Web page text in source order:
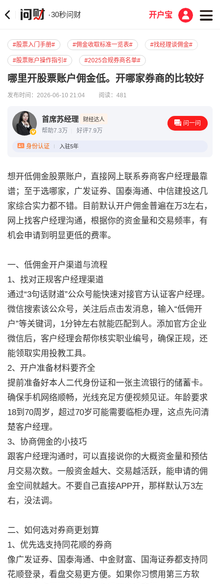
·30秒问财 开户宝
#股票入门手册# #佣金收取标准一览表# #找经理谈佣金#
#股票账户操作指引# #2025合规券商名单#
哪里开股票账户佣金低。开哪家券商的比较好
发布时间：2026-06-10 21:04 阅读：481
首席苏经理 财经达人
帮助7.3万 好评7.9万
问一问
身份认证 入驻5年
想开低佣金股票账户，直接网上联系券商客户经理最靠
谱；至于选哪家，广发证券、国泰海通、中信建投这几
家综合实力都不错。目前默认开户佣金普遍在万3左右，
网上找客户经理沟通，根据你的资金量和交易频率，有
机会申请到明显更低的费率。
一、低佣金开户渠道与流程
1、找对正规客户经理渠道
通过“3句话财道”公众号能快速对接官方认证客户经理。
微信搜索该公众号，关注后点击发消息，输入“低佣开
户”等关键词，1分钟左右就能匹配到人。添加官方企业
微信后，客户经理会帮你核实职业编号，确保正规，还
能领取实用投教工具。
2、开户准备材料要齐全
提前准备好本人二代身份证和一张主流银行的储蓄卡。
确保手机网络顺畅，光线充足方便视频见证。年龄要求
18到70周岁，超过70岁可能需要临柜办理，这点先问清
楚客户经理。
3、协商佣金的小技巧
跟客户经理沟通时，可以直接说你的大概资金量和预估
月交易次数。一般资金越大、交易越活跃，能申请的佣
金空间就越大。不要自己直接APP开，那样默认万3左
右，没法调。
二、如何选对券商更划算
1、优先选支持同花顺的券商
像广发证券、国泰海通、中金财富、国海证券都支持同
花顺登录，看盘交易更方便。如果你习惯用第三方软